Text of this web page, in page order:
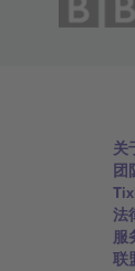
关
团
法
服
联